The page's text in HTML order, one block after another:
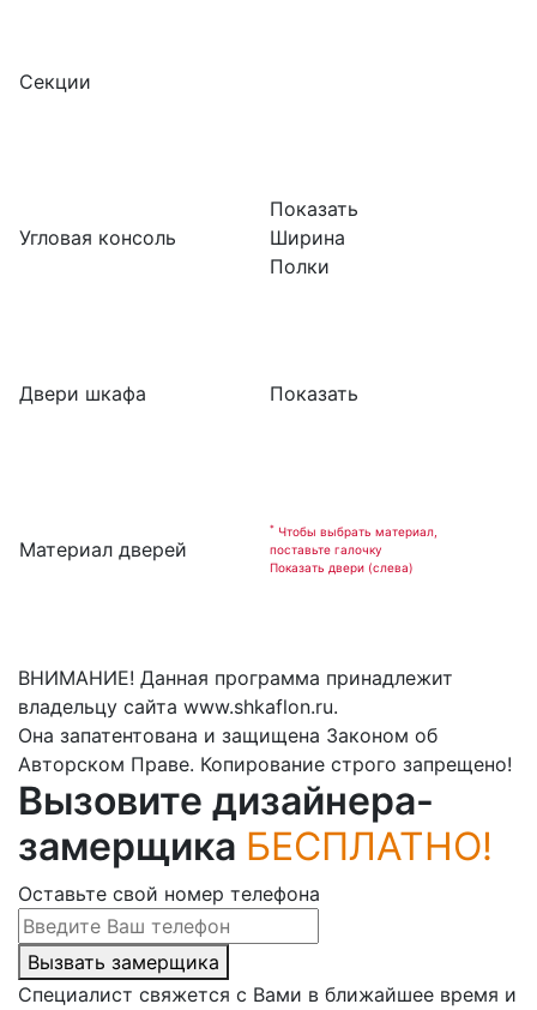
Секции
Угловая консоль
Двери шкафа
Материал дверей
Показать
Ширина
Полки
Показать
* Чтобы выбрать материал,
поставьте галочку
Показать двери (слева)
ВНИМАНИЕ! Данная программа принадлежит
владельцу сайта www.shkaflon.ru.
Она запатентована и защищена Законом об
Авторском Праве. Копирование строго запрещено!
Вызовите дизайнера-
замерщика БЕСПЛАТНО!
Оставьте свой номер телефона
Вызвать замерщика
Специалист свяжется с Вами в ближайшее время и